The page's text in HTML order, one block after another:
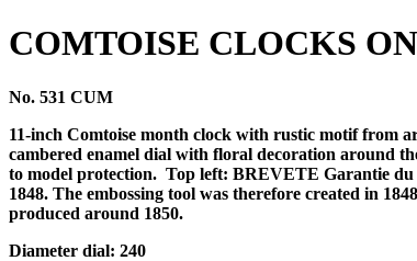
COMTOISE CLOCKS
No. 531 CUM
11-inch Comtoise month clock with rustic motif from
cambered enamel dial with floral decoration around
to model protection. Top left: BREVETE Garantie du
1848. The embossing tool was therefore created in
produced around 1850.
Diameter dial: 240